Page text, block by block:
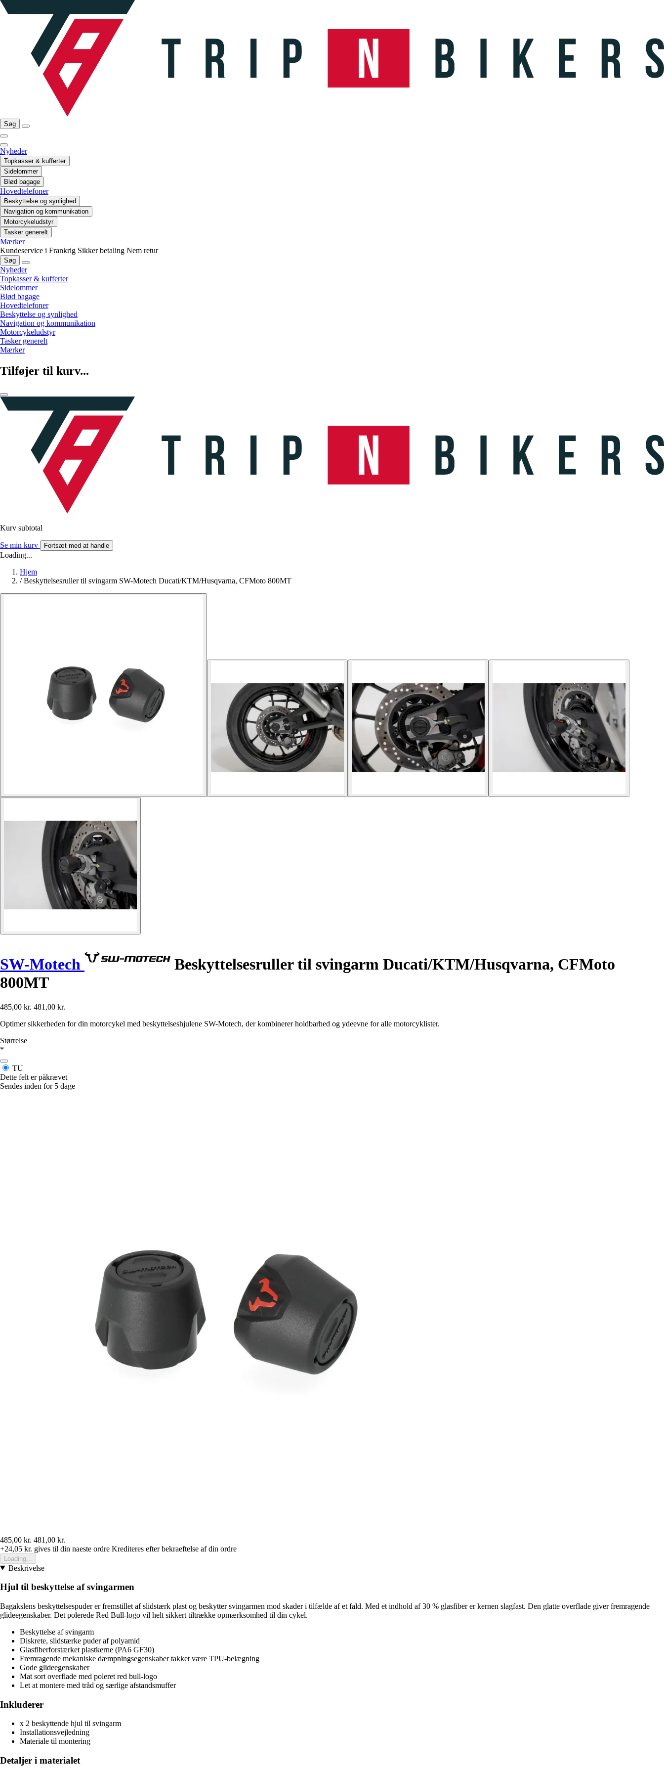
Søg
Nyheder
Topkasser & kufferter
Sidelommer
Blød bagage
Hovedtelefoner
Beskyttelse og synlighed
Navigation og kommunikation
Motorcykeludstyr
Tasker generelt
Mærker
Kundeservice i Frankrig Sikker betaling Nem retur
Søg
Nyheder
Topkasser & kufferter
Sidelommer
Blød bagage
Hovedtelefoner
Beskyttelse og synlighed
Navigation og kommunikation
Motorcykeludstyr
Tasker generelt
Mærker
Tilføjer til kurv...
Kurv subtotal
Se min kurv Fortsæt med at handle
Loading...
Hjem
/ Beskyttelsesruller til svingarm SW-Motech Ducati/KTM/Husqvarna, CFMoto 800MT
SW-Motech
Beskyttelsesruller til svingarm Ducati/KTM/Husqvarna, CFMoto
800MT
485,00 kr. 481,00 kr.
Optimer sikkerheden for din motorcykel med beskyttelseshjulene SW-Motech, der kombinerer holdbarhed og ydeevne for alle motorcyklister.
Størrelse
*
TU
Dette felt er påkrævet
Sendes inden for 5 dage
485,00 kr. 481,00 kr.
+24,05 kr. gives til din naeste ordre Krediteres efter bekraeftelse af din ordre
Loading...
Beskrivelse
Hjul til beskyttelse af svingarmen
Bagakslens beskyttelsespuder er fremstillet af slidstærk plast og beskytter svingarmen mod skader i tilfælde af et fald. Med et indhold af 30 % glasfiber er kernen slagfast. Den glatte overflade giver fremragende
glideegenskaber. Det polerede Red Bull-logo vil helt sikkert tiltrække opmærksomhed til din cykel.
Beskyttelse af svingarm
Diskrete, slidstærke puder af polyamid
Glasfiberforstærket plastkerne (PA6 GF30)
Fremragende mekaniske dæmpningsegenskaber takket være TPU-belægning
Gode glideegenskaber
Mat sort overflade med poleret red bull-logo
Let at montere med tråd og særlige afstandsmuffer
Inkluderer
x 2 beskyttende hjul til svingarm
Installationsvejledning
Materiale til montering
Detaljer i materialet